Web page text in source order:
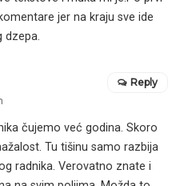
jer na kraju sve ide
dzepa.
čujemo već godina. Skoro
Tu tišinu samo razbija
radnika. Verovatno znate i
Reply